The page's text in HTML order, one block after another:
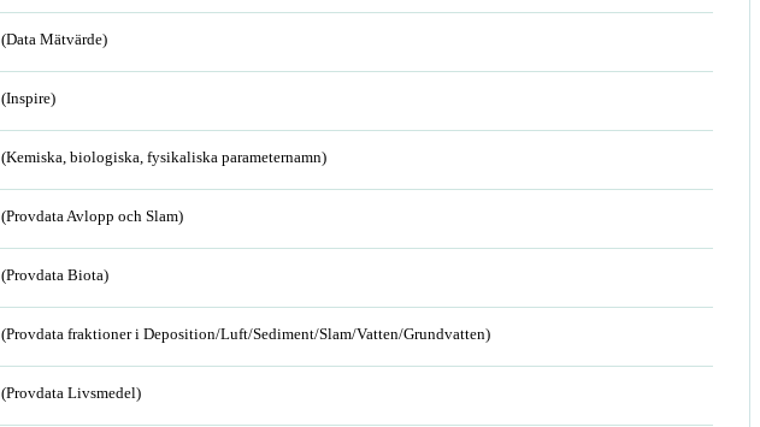
(Data Mätvärde)
(Inspire)
(Kemiska, biologiska, fysikaliska parameternamn)
(Provdata Avlopp och Slam)
(Provdata Biota)
(Provdata fraktioner i Deposition/Luft/Sediment/Slam/Vatten/Grundvatten)
(Provdata Livsmedel)